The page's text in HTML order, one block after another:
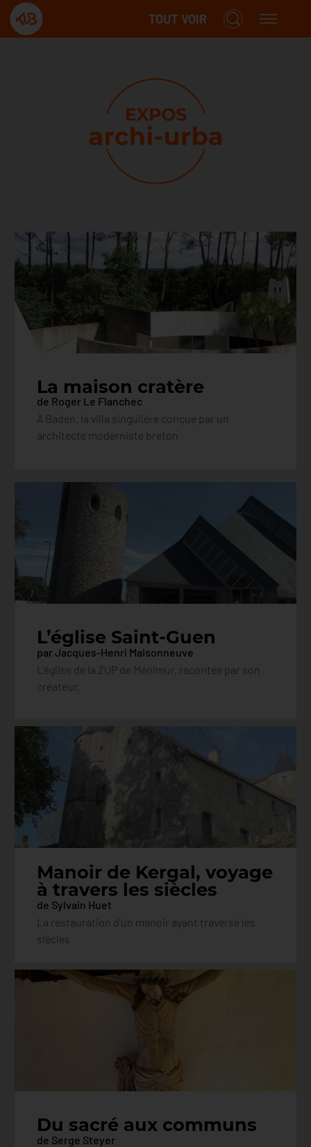
TOUT VOIR
La maison cratère
de Roger Le Flanchec
À Baden, la villa singulière conçue par un
architecte moderniste breton
L’église Saint-Guen
par Jacques-Henri Maisonneuve
L’église de la ZUP de Ménimur, racontée par son
créateur.
Manoir de Kergal, voyage
à travers les siècles
de Sylvain Huet
La restauration d'un manoir ayant traversé les
siècles
Du sacré aux communs
de Serge Steyer